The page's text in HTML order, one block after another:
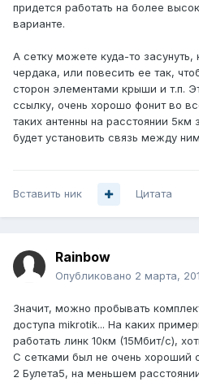
придется работать на более
варианте.
А сетку можете куда-то
чердака, или повесить ее так,
сторон элементами крыши и т.п.
ссылку, очень хорошо фонит во
таких антенны на расстоянии
будет установить связь между
Вставить ник Цитата
Rainbow
Опубликовано 2 марта,
Значит, можно пробывать
доступа mikrotik... На каких
работать линк 10км (15Мбит/c),
С сетками был не очень хороший
2 Булета5, на меньшем